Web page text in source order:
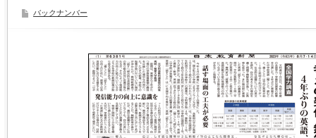
バックナンバー